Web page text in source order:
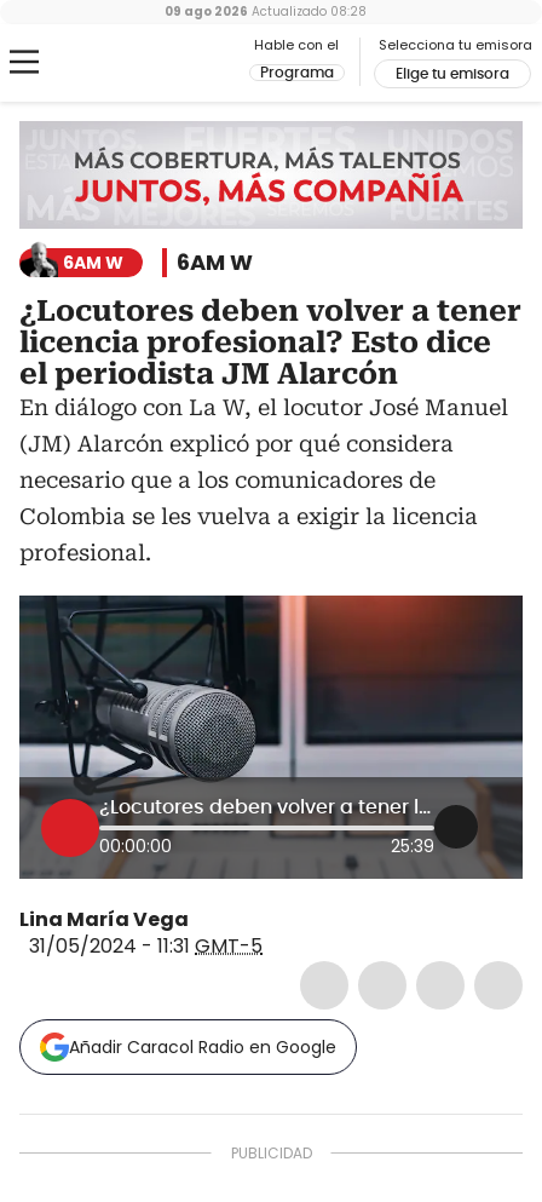
Hable con el
Programa
Selecciona tu emisora
Elige tu emisora
09 ago 2026 Actualizado 08:28
6AM W 6AM W
¿Locutores deben volver a tener
licencia profesional? Esto dice
el periodista JM Alarcón
En diálogo con La W, el locutor José Manuel
(JM) Alarcón explicó por qué considera
necesario que a los comunicadores de
Colombia se les vuelva a exigir la licencia
profesional.
¿Locutores deben volver a tener licencia profesional? Esto dice el periodista JM Alarcón
00:00:00 25:39
Lina María Vega
31/05/2024 - 11:31 GMT-5
Añadir Caracol Radio en Google